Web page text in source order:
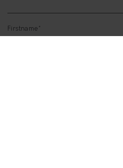
Firstname*